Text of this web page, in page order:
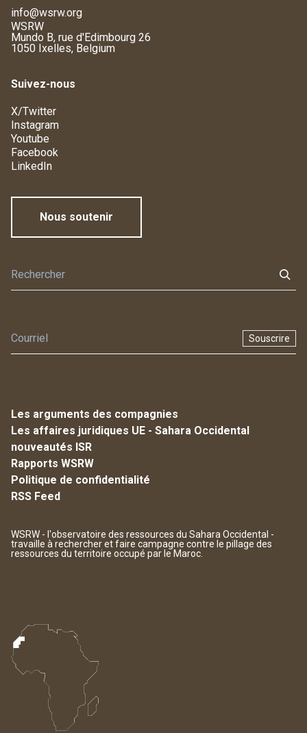
info@wsrw.org
WSRW
Mundo B, rue d'Edimbourg 26
1050 Ixelles, Belgium
Suivez-nous
X/Twitter
Instagram
Youtube
Facebook
LinkedIn
Nous soutenir
Souscrire
Les arguments des compagnies
Les affaires juridiques UE - Sahara Occidental
nouveautés ISR
Rapports WSRW
Politique de confidentialité
RSS Feed
WSRW - l'observatoire des ressources du Sahara Occidental -
travaille à rechercher et faire campagne contre le pillage des
ressources du territoire occupé par le Maroc.